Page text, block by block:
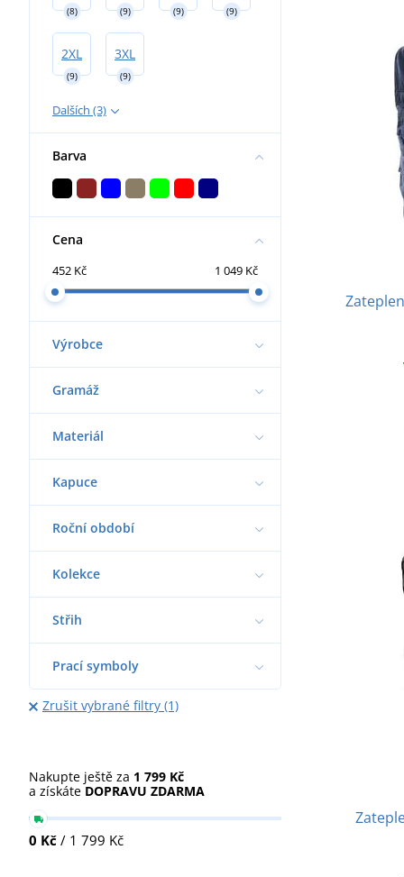
(8) (9) (9) (9)
2XL
(9)
3XL
(9)
Dalších (3)
Barva
Cena
452 Kč 1 049 Kč
Výrobce
Gramáž
Materiál
Kapuce
Roční období
Kolekce
Střih
Prací symboly
Zrušit vybrané filtry (1)
Nakupte ještě za 1 799 Kč
a získáte DOPRAVU ZDARMA
0 Kč / 1 799 Kč